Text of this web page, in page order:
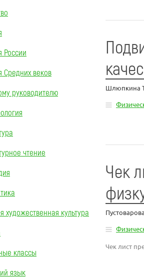
России
Средних веков
руководителю
чтение
художественная культура
классы
язык
Шлюпкина
Чек
Чек лист